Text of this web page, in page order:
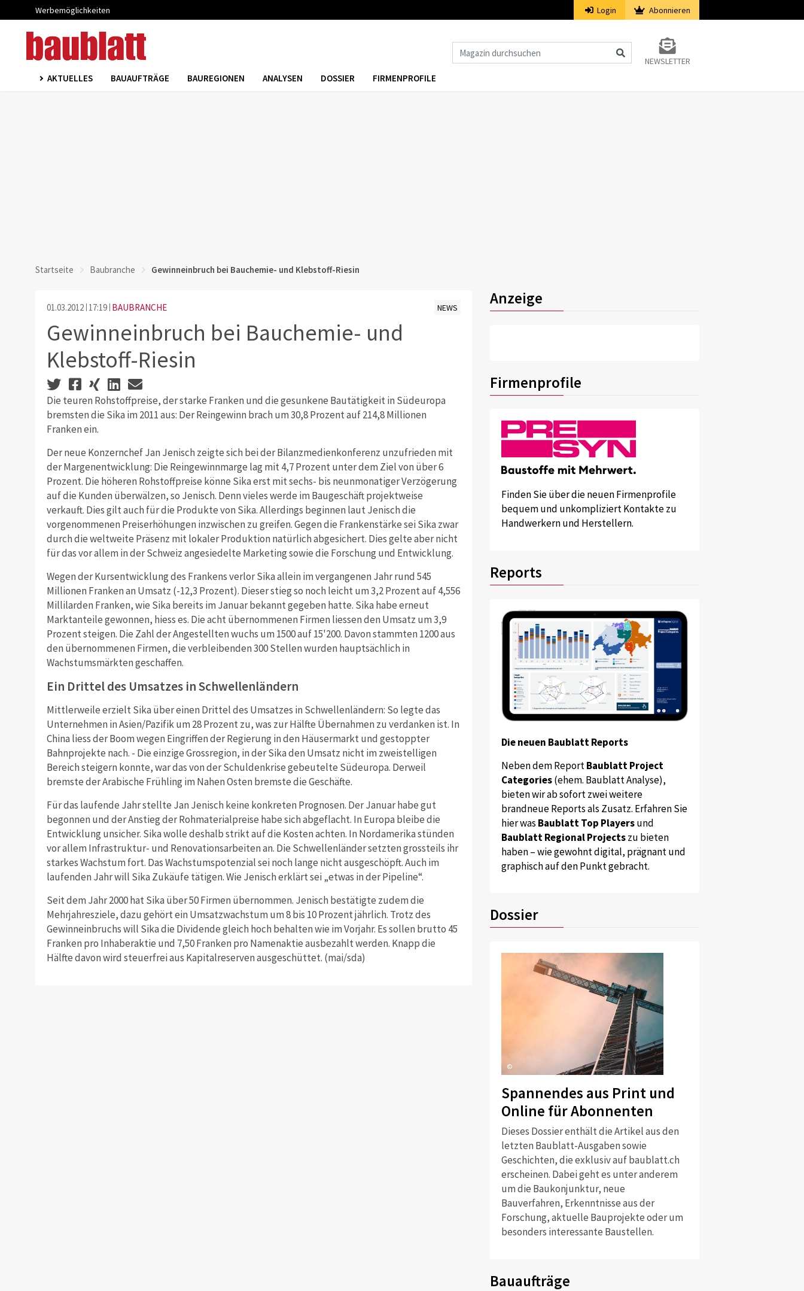
Werbemöglichkeiten Login Abonnieren
NEWSLETTER
AKTUELLES BAUAUFTRÄGE BAUREGIONEN ANALYSEN DOSSIER FIRMENPROFILE
Startseite Baubranche Gewinneinbruch bei Bauchemie- und Klebstoff-Riesin
01.03.2012 17:19 BAUBRANCHE NEWS
Gewinneinbruch bei Bauchemie- und
Klebstoff-Riesin
Die teuren Rohstoffpreise, der starke Franken und die gesunkene Bautätigkeit in Südeuropa
bremsten die Sika im 2011 aus: Der Reingewinn brach um 30,8 Prozent auf 214,8 Millionen
Franken ein.
Der neue Konzernchef Jan Jenisch zeigte sich bei der Bilanzmedienkonferenz unzufrieden mit
der Margenentwicklung: Die Reingewinnmarge lag mit 4,7 Prozent unter dem Ziel von über 6
Prozent. Die höheren Rohstoffpreise könne Sika erst mit sechs- bis neunmonatiger Verzögerung
auf die Kunden überwälzen, so Jenisch. Denn vieles werde im Baugeschäft projektweise
verkauft. Dies gilt auch für die Produkte von Sika. Allerdings beginnen laut Jenisch die
vorgenommenen Preiserhöhungen inzwischen zu greifen. Gegen die Frankenstärke sei Sika zwar
durch die weltweite Präsenz mit lokaler Produktion natürlich abgesichert. Dies gelte aber nicht
für das vor allem in der Schweiz angesiedelte Marketing sowie die Forschung und Entwicklung.
Wegen der Kursentwicklung des Frankens verlor Sika allein im vergangenen Jahr rund 545
Millionen Franken an Umsatz (-12,3 Prozent). Dieser stieg so noch leicht um 3,2 Prozent auf 4,556
Millilarden Franken, wie Sika bereits im Januar bekannt gegeben hatte. Sika habe erneut
Marktanteile gewonnen, hiess es. Die acht übernommenen Firmen liessen den Umsatz um 3,9
Prozent steigen. Die Zahl der Angestellten wuchs um 1500 auf 15'200. Davon stammten 1200 aus
den übernommenen Firmen, die verbleibenden 300 Stellen wurden hauptsächlich in
Wachstumsmärkten geschaffen.
Ein Drittel des Umsatzes in Schwellenländern
Mittlerweile erzielt Sika über einen Drittel des Umsatzes in Schwellenländern: So legte das
Unternehmen in Asien/Pazifik um 28 Prozent zu, was zur Hälfte Übernahmen zu verdanken ist. In
China liess der Boom wegen Eingriffen der Regierung in den Häusermarkt und gestoppter
Bahnprojekte nach. - Die einzige Grossregion, in der Sika den Umsatz nicht im zweistelligen
Bereich steigern konnte, war das von der Schuldenkrise gebeutelte Südeuropa. Derweil
bremste der Arabische Frühling im Nahen Osten bremste die Geschäfte.
Für das laufende Jahr stellte Jan Jenisch keine konkreten Prognosen. Der Januar habe gut
begonnen und der Anstieg der Rohmaterialpreise habe sich abgeflacht. In Europa bleibe die
Entwicklung unsicher. Sika wolle deshalb strikt auf die Kosten achten. In Nordamerika stünden
vor allem Infrastruktur- und Renovationsarbeiten an. Die Schwellenländer setzten grossteils ihr
starkes Wachstum fort. Das Wachstumspotenzial sei noch lange nicht ausgeschöpft. Auch im
laufenden Jahr will Sika Zukäufe tätigen. Wie Jenisch erklärt sei „etwas in der Pipeline“.
Seit dem Jahr 2000 hat Sika über 50 Firmen übernommen. Jenisch bestätigte zudem die
Mehrjahresziele, dazu gehört ein Umsatzwachstum um 8 bis 10 Prozent jährlich. Trotz des
Gewinneinbruchs will Sika die Dividende gleich hoch behalten wie im Vorjahr. Es sollen brutto 45
Franken pro Inhaberaktie und 7,50 Franken pro Namenaktie ausbezahlt werden. Knapp die
Hälfte davon wird steuerfrei aus Kapitalreserven ausgeschüttet. (mai/sda)
Anzeige
Firmenprofile
Finden Sie über die neuen Firmenprofile
bequem und unkompliziert Kontakte zu
Handwerkern und Herstellern.
Reports
Die neuen Baublatt Reports
Neben dem ReportBaublatt Project
Categories(ehem. Baublatt Analyse),
bieten wir ab sofort zwei weitere
brandneue Reports als Zusatz. Erfahren Sie
hier was Baublatt Top Playersund
Baublatt Regional Projectszu bieten
haben – wie gewohnt digital, prägnant und
graphisch auf den Punkt gebracht.
Dossier
©
Spannendes aus Print und
Online für Abonnenten
Dieses Dossier enthält die Artikel aus den
letzten Baublatt-Ausgaben sowie
Geschichten, die exklusiv auf baublatt.ch
erscheinen. Dabei geht es unter anderem
um die Baukonjunktur, neue
Bauverfahren, Erkenntnisse aus der
Forschung, aktuelle Bauprojekte oder um
besonders interessante Baustellen.
Bauaufträge